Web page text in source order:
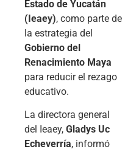
Estado de Yucatán
(Ieaey), como parte de
la estrategia del
Gobierno del
Renacimiento Maya
para reducir el rezago
educativo.
La directora general
del Ieaey, Gladys Uc
Echeverría, informó